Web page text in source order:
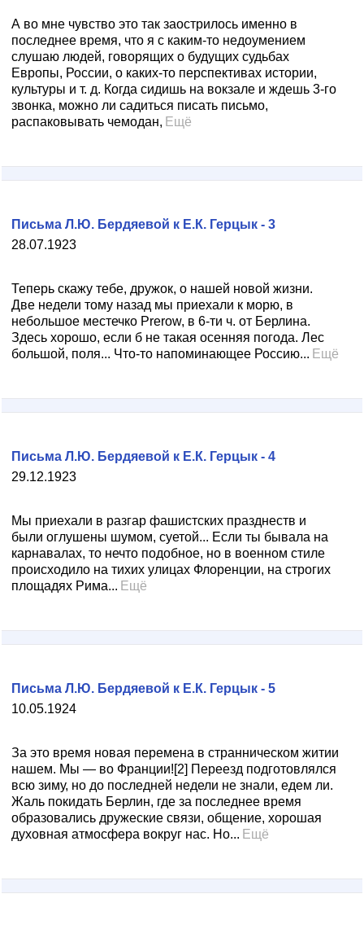
А во мне чувство это так заострилось именно в
последнее время, что я с каким-то недоумением
слушаю людей, говорящих о будущих судьбах
Европы, России, о каких-то перспективах истории,
культуры и т. д. Когда сидишь на вокзале и ждешь 3-го
звонка, можно ли садиться писать письмо,
распаковывать чемодан, Ещё
28.07.1923
Письма Л.Ю. Бердяевой к Е.К. Герцык - 3
Теперь скажу тебе, дружок, о нашей новой жизни.
Две недели тому назад мы приехали к морю, в
небольшое местечко Prerow, в 6-ти ч. от Берлина.
Здесь хорошо, если б не такая осенняя погода. Лес
большой, поля... Что-то напоминающее Россию... Ещё
29.12.1923
Письма Л.Ю. Бердяевой к Е.К. Герцык - 4
Мы приехали в разгар фашистских празднеств и
были оглушены шумом, суетой... Если ты бывала на
карнавалах, то нечто подобное, но в военном стиле
происходило на тихих улицах Флоренции, на строгих
площадях Рима... Ещё
10.05.1924
Письма Л.Ю. Бердяевой к Е.К. Герцык - 5
За это время новая перемена в странническом житии
нашем. Мы — во Франции![2] Переезд подготовлялся
всю зиму, но до последней недели не знали, едем ли.
Жаль покидать Берлин, где за последнее время
образовались дружеские связи, общение, хорошая
духовная атмосфера вокруг нас. Но... Ещё